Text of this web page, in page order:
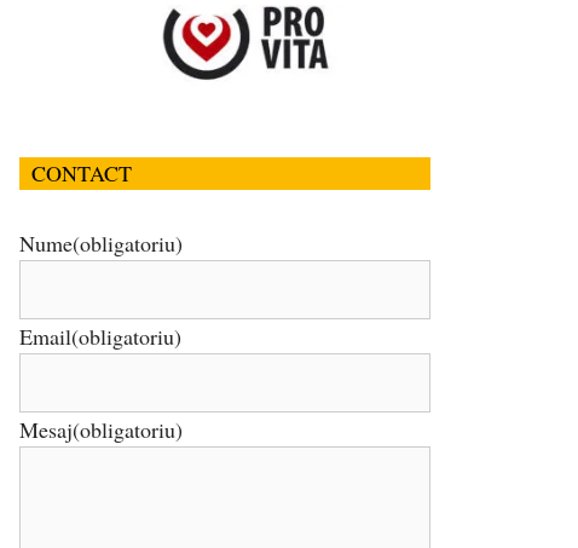
CONTACT
Nume(obligatoriu)
Email(obligatoriu)
Mesaj(obligatoriu)